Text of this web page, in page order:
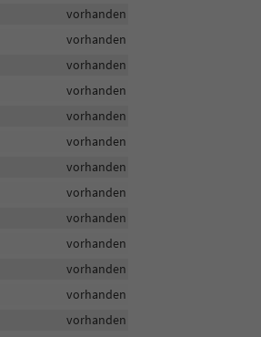
vorhanden
vorhanden
vorhanden
vorhanden
vorhanden
vorhanden
vorhanden
vorhanden
vorhanden
vorhanden
vorhanden
vorhanden
vorhanden